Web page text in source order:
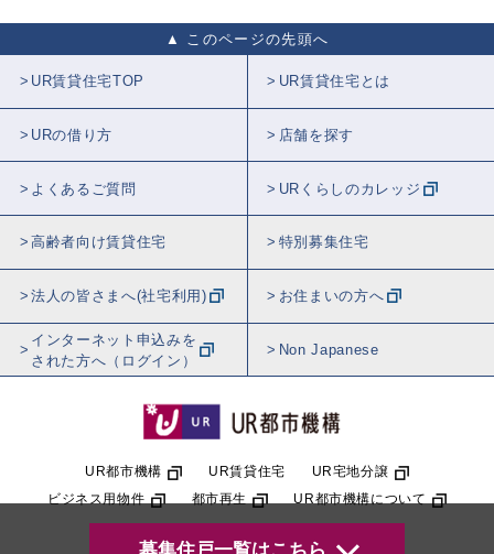
このページの先頭へ
UR賃貸住宅TOP UR賃貸住宅とは
URの借り方 店舗を探す
よくあるご質問 URくらしのカレッジ
高齢者向け賃貸住宅 特別募集住宅
法人の皆さまへ(社宅利用) お住まいの方へ
インターネット申込みを
された方へ（ログイン）
Non Japanese
UR都市機構 UR賃貸住宅
UR宅地分譲
ビジネス用物件
都市再生 UR都市機構について
© Urban Renaissance Agency